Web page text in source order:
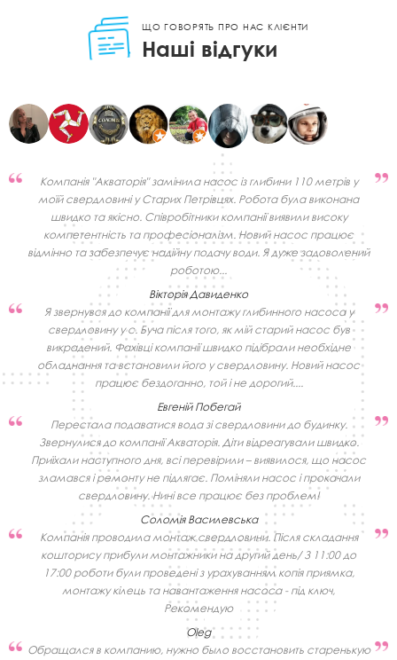
ЩО ГОВОРЯТЬ ПРО НАС КЛІЄНТИ
Наші відгуки
Компанія "Акваторія" замінила насос із глибини 110 метрів у
моїй свердловині у Старих Петрівцях. Робота була виконана
швидко та якісно. Співробітники компанії виявили високу
компетентність та професіоналізм. Новий насос працює
відмінно та забезпечує надійну подачу води. Я дуже задоволений
роботою...
Вікторія Давиденко
Я звернувся до компанії для монтажу глибинного насоса у
свердловину у с. Буча після того, як мій старий насос був
викрадений. Фахівці компанії швидко підібрали необхідне
обладнання та встановили його у свердловину. Новий насос
працює бездоганно, той і не дорогий....
Евгеній Побегай
Перестала подаватися вода зі свердловини до будинку.
Звернулися до компанії Акваторія. Діти відреагували швидко.
Приїхали наступного дня, всі перевірили – виявилося, що насос
зламався і ремонту не підлягає. Поміняли насос і прокачали
свердловину. Нині все працює без проблем!
Соломія Василевська
Компанія проводила монтаж свердловини. Після складання
кошторису прибули монтажники на другий день/ З 11:00 до
17:00 роботи були проведені з урахуванням копія приямка,
монтажу кілець та навантаження насоса - під ключ,
Рекомендую
Oleg
Обращался в компанию, нужно было восстановить старенькую